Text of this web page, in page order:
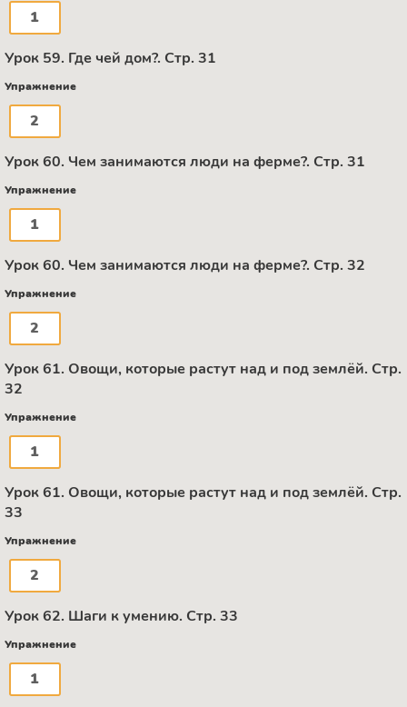
1
Урок 59. Где чей дом?. Стр. 31
Упражнение
2
Урок 60. Чем занимаются люди на ферме?. Стр. 31
Упражнение
1
Урок 60. Чем занимаются люди на ферме?. Стр. 32
Упражнение
2
Урок 61. Овощи, которые растут над и под землёй. Стр.
32
Упражнение
1
Урок 61. Овощи, которые растут над и под землёй. Стр.
33
Упражнение
2
Урок 62. Шаги к умению. Стр. 33
Упражнение
1